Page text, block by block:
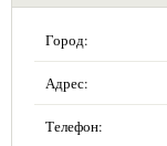
Город:
Адрес:
Телефон: